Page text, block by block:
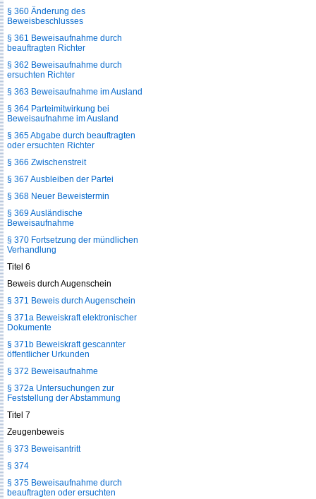
§ 360 Änderung des
Beweisbeschlusses
§ 361 Beweisaufnahme durch
beauftragten Richter
§ 362 Beweisaufnahme durch
ersuchten Richter
§ 363 Beweisaufnahme im Ausland
§ 364 Parteimitwirkung bei
Beweisaufnahme im Ausland
§ 365 Abgabe durch beauftragten
oder ersuchten Richter
§ 366 Zwischenstreit
§ 367 Ausbleiben der Partei
§ 368 Neuer Beweistermin
§ 369 Ausländische
Beweisaufnahme
§ 370 Fortsetzung der mündlichen
Verhandlung
Titel 6
Beweis durch Augenschein
§ 371 Beweis durch Augenschein
§ 371a Beweiskraft elektronischer
Dokumente
§ 371b Beweiskraft gescannter
öffentlicher Urkunden
§ 372 Beweisaufnahme
§ 372a Untersuchungen zur
Feststellung der Abstammung
Titel 7
Zeugenbeweis
§ 373 Beweisantritt
§ 374
§ 375 Beweisaufnahme durch
beauftragten oder ersuchten